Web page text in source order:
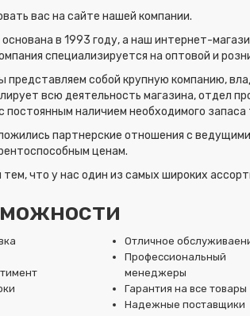
вас на сайте нашей компании.
в 1993 году, а наш интернет-
специализируется на оптовой и
представляем собой крупную компанию,
всю деятельность магазина, отдел
постоянным наличием необходимого запаса
партнерские отношения с
ценам.
что у нас один из самых широких
Отличное
Профессиональный
менеджеры
Гарантия на все товары
Надежные поставщики